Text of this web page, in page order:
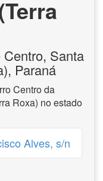
Santa
Paraná
Centro da
Roxa) no estado
Alves, s/n